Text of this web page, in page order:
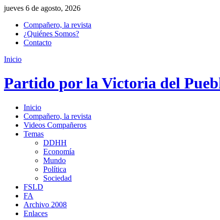
jueves 6 de agosto, 2026
Compañero, la revista
¿Quiénes Somos?
Contacto
Inicio
Partido por la Victoria del
Inicio
Compañero, la revista
Videos Compañeros
Temas
DDHH
Economía
Mundo
Política
Sociedad
FSLD
FA
Archivo 2008
Enlaces